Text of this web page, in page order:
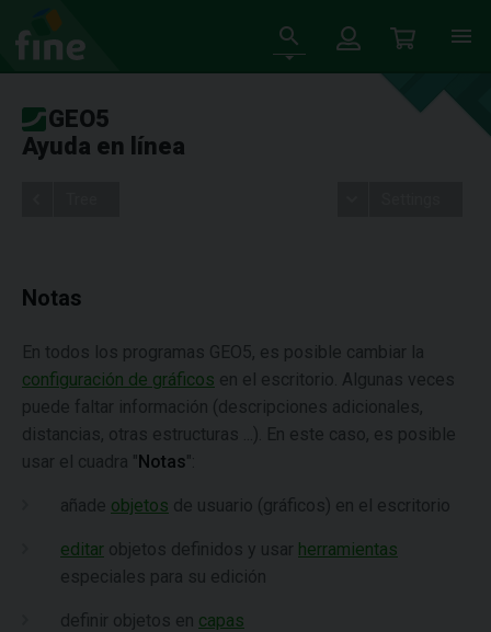
GEO5
Ayuda en línea
Notas
En todos los programas GEO5, es posible cambiar la
configuración de gráficos en el escritorio. Algunas veces
puede faltar información (descripciones adicionales,
distancias, otras estructuras ...). En este caso, es posible
usar el cuadra "Notas":
añade objetos de usuario (gráficos) en el escritorio
editar objetos definidos y usar herramientas
especiales para su edición
definir objetos en capas